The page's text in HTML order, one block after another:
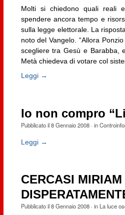
Molti si chiedono quali reali
spendere ancora tempo e
sulla legge elettorale. La
noto del Vangelo. “Allora
scegliere tra Gesù e Barabba,
Metà chiedeva di votare col
Leggi →
Io non compro
Pubblicato il8 Gennaio 2008· in
Leggi →
CERCASI MIRIAM
Pubblicato il8 Gennaio 2008· in La luce